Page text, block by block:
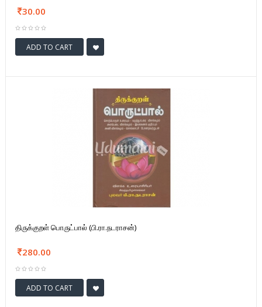
30.00
ADD TO CART
திருக்குறள் பொருட்பால் (பி.ரா.நடராசன்)
280.00
ADD TO CART